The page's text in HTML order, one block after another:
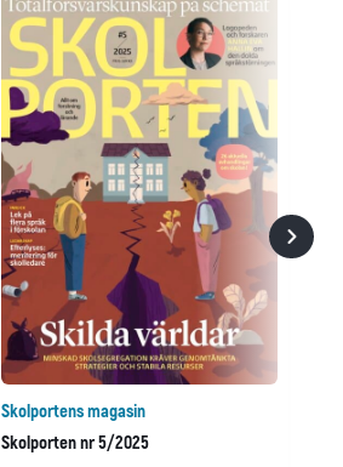
Skolportens magasin
Skolporten nr 5/2025